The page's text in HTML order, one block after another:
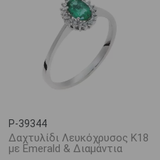
P-39344
Δαχτυλίδι Λευκόχρυσος Κ18
με Emerald & Διαμάντια